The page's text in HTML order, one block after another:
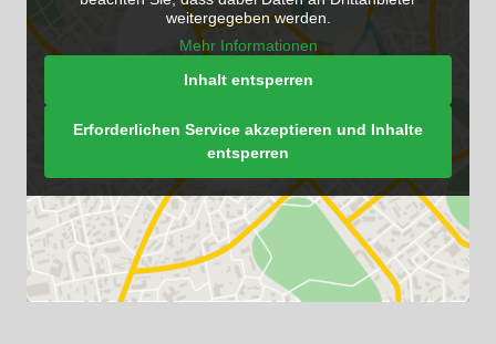
weitergegeben werden.
Mehr Informationen
Inhalt entsperren
Erforderlichen Service akzeptieren und Inhalte
entsperren